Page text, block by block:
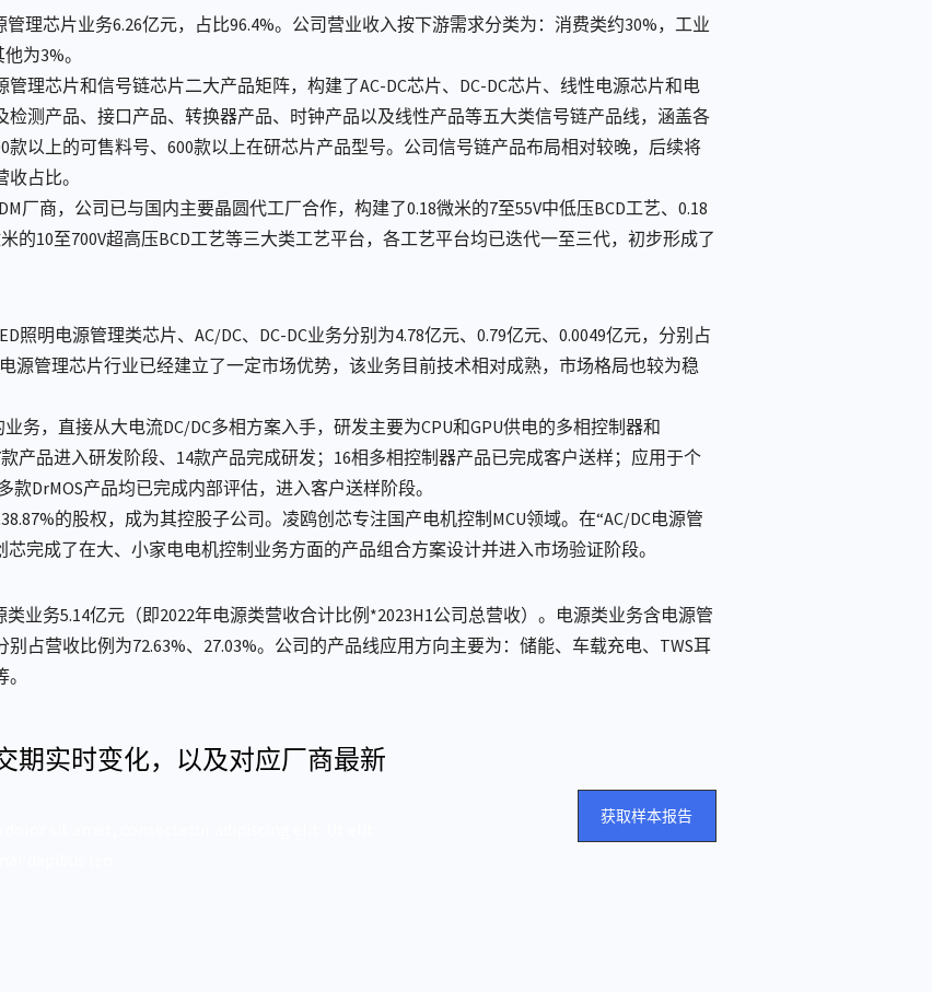
理芯片业务6.26亿元，占比96.4%。公司营业收入按下游需求分类为：消费类约30%，工业
为3%。
理芯片和信号链芯片二大产品矩阵，构建了AC-DC芯片、DC-DC芯片、线性电源芯片和电
测产品、接口产品、转换器产品、时钟产品以及线性产品等五大类信号链产品线，涵盖各
款以上的可售料号、600款以上在研芯片产品型号。公司信号链产品布局相对较晚，后续将
占比。
厂商，公司已与国内主要晶圆代工厂合作，构建了0.18微米的7至55V中低压BCD工艺、0.18
的10至700V超高压BCD工艺等三大类工艺平台，各工艺平台均已迭代一至三代，初步形成了
照明电源管理类芯片、AC/DC、DC-DC业务分别为4.78亿元、0.79亿元、0.0049亿元，分别占
电源管理芯片行业已经建立了一定市场优势，该业务目前技术相对成熟，市场格局也较为稳
务，直接从大电流DC/DC多相方案入手，研发主要为CPU和GPU供电的多相控制器和
款产品进入研发阶段、14款产品完成研发；16相多相控制器产品已完成客户送样；应用于个
款DrMOS产品均已完成内部评估，进入客户送样阶段。
的股权，成为其控股子公司。凌鸥创芯专注国产电机控制MCU领域。在“AC/DC电源管
完成了在大、小家电电机控制业务方面的产品组合方案设计并进入市场验证阶段。
业务5.14亿元（即2022年电源类营收合计比例*2023H1公司总营收）。电源类业务含电源管
占营收比例为72.63%、27.03%。公司的产品线应用方向主要为：储能、车载充电、TWS耳
期实时变化，以及对应厂商最新
获取样本报告